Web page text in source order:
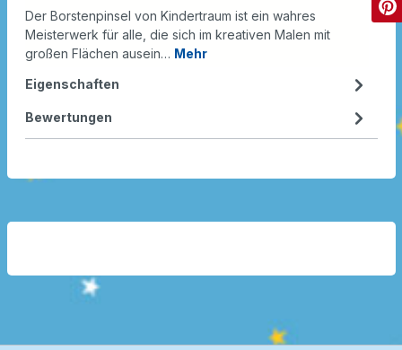
Der Borstenpinsel von Kindertraum ist ein wahres
Meisterwerk für alle, die sich im kreativen Malen mit
großen Flächen ausein… Mehr
Eigenschaften
Bewertungen